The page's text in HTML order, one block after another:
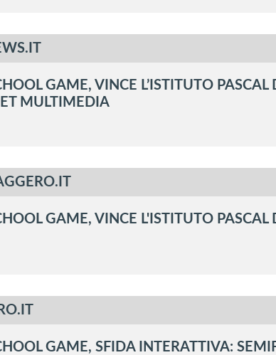
GAME, VINCE L’ISTITUTO
MULTIMEDIA
GAME, VINCE L'ISTITUTO PASCAL
GAME, SFIDA INTERATTIVA: